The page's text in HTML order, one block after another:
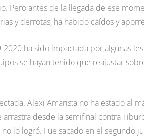
Pero antes de la llegada de ese
y derrotas, ha habido caídos y
ha sido impactada por algunas
se hayan tenido que reajustar
Alexi Amarista no ha estado al
desde la semifinal contra
lo logró. Fue sacado en el segundo